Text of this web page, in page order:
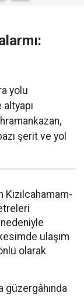
yolu
altyapı
şerit ve yol
ulaşım
olarak
güzergâhında